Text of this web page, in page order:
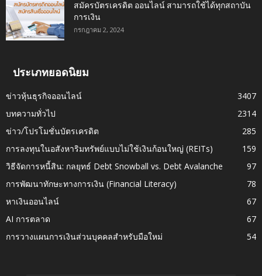
สมัครบัตรเครดิต ออนไลน์ สามารถใช้ได้ทุกสถาบัน
การเงิน
กรกฎาคม 2, 2024
ประเภทยอดนิยม
ข่าวหุ้นธุรกิจออนไลน์
3407
บทความทั่วไป
2314
ข่าว/โปรโมชั่นบัตรเครดิต
285
การลงทุนในอสังหาริมทรัพย์แบบไม่ใช้เงินก้อนใหญ่ (REITs)
159
วิธีจัดการหนี้สิน: กลยุทธ์ Debt Snowball vs. Debt Avalanche
97
การพัฒนาทักษะทางการเงิน (Financial Literacy)
78
หาเงินออนไลน์
67
AI การตลาด
67
การวางแผนการเงินส่วนบุคคลสำหรับมือใหม่
54